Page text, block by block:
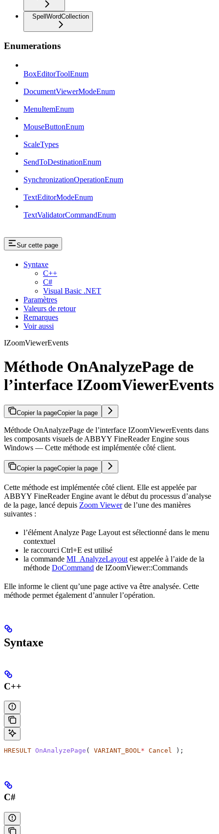
SpellWordCollection
Enumerations
BoxEditorToolEnum
DocumentViewerModeEnum
MenuItemEnum
MouseButtonEnum
ScaleTypes
SendToDestinationEnum
SynchronizationOperationEnum
TextEditorModeEnum
TextValidatorCommandEnum
Sur cette page
Syntaxe
C++
C#
Visual Basic .NET
Paramètres
Valeurs de retour
Remarques
Voir aussi
IZoomViewerEvents
Méthode OnAnalyzePage de
l’interface IZoomViewerEvents
Copier la pageCopier la page
Méthode OnAnalyzePage de l’interface IZoomViewerEvents dans
les composants visuels de ABBYY FineReader Engine sous
Windows — Cette méthode est implémentée côté client.
Copier la pageCopier la page
Cette méthode est implémentée côté client. Elle est appelée par
ABBYY FineReader Engine avant le début du processus d’analyse
de la page, lancé depuis Zoom Viewerde l’une des manières
suivantes :
l’élément Analyze Page Layout est sélectionné dans le menu
contextuel
le raccourci Ctrl+E est utilisé
la commande MI_AnalyzeLayout est appelée à l’aide de la
méthode DoCommand de IZoomViewer::Commands
Elle informe le client qu’une page active va être analysée. Cette
méthode permet également d’annuler l’opération.
Syntaxe
C++
HRESULT OnAnalyzePage ( VARIANT_BOOL* Cancel );
C#